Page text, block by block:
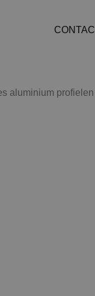
aluminium profielen